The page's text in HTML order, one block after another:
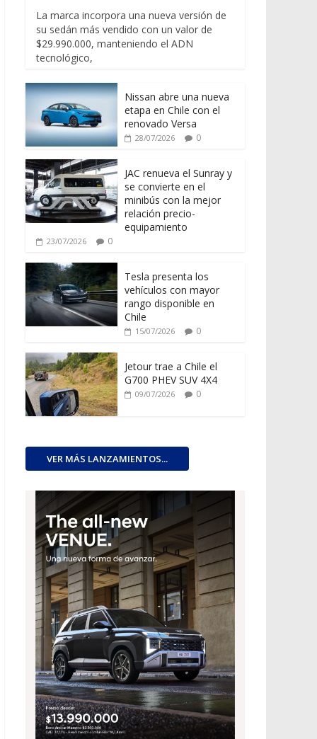
La marca incorpora una nueva versión de
su sedán más vendido con un valor de
$29.990.000, manteniendo el ADN
tecnológico,
Nissan abre una nueva
etapa en Chile con el
renovado Versa
28/07/2026 0
JAC renueva el Sunray y
se convierte en el
minibús con la mejor
relación precio-
equipamiento
23/07/2026 0
Tesla presenta los
vehículos con mayor
rango disponible en
Chile
15/07/2026 0
Jetour trae a Chile el
G700 PHEV SUV 4X4
09/07/2026 0
VER MÁS LANZAMIENTOS...